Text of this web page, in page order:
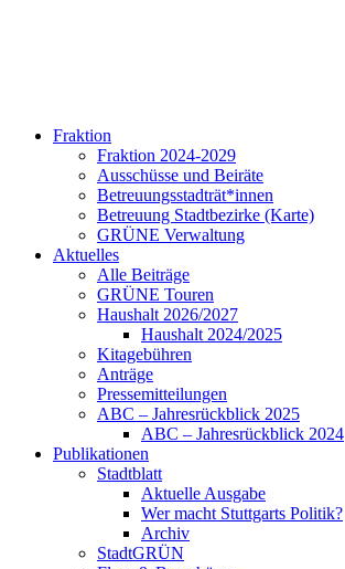
Fraktion
Fraktion 2024-2029
Ausschüsse und Beiräte
Betreuungsstadträt*innen
Betreuung Stadtbezirke (Karte)
GRÜNE Verwaltung
Aktuelles
Alle Beiträge
GRÜNE Touren
Haushalt 2026/2027
Haushalt 2024/2025
Kitagebühren
Anträge
Pressemitteilungen
ABC – Jahresrückblick 2025
ABC – Jahresrückblick 2024
Publikationen
Stadtblatt
Aktuelle Ausgabe
Wer macht Stuttgarts Politik?
Archiv
StadtGRÜN